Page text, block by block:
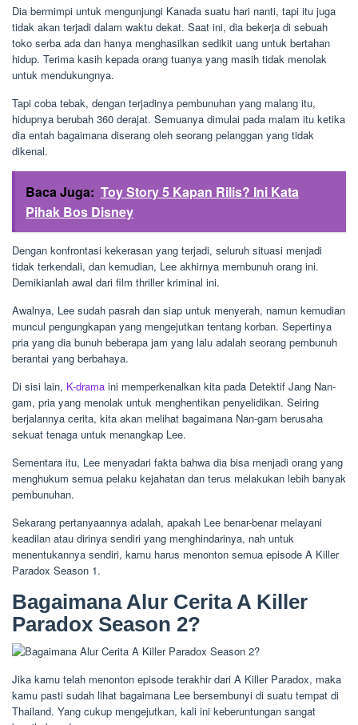
Dia bermimpi untuk mengunjungi Kanada suatu hari nanti, tapi itu juga
tidak akan terjadi dalam waktu dekat. Saat ini, dia bekerja di sebuah
toko serba ada dan hanya menghasilkan sedikit uang untuk bertahan
hidup. Terima kasih kepada orang tuanya yang masih tidak menolak
untuk mendukungnya.
Tapi coba tebak, dengan terjadinya pembunuhan yang malang itu,
hidupnya berubah 360 derajat. Semuanya dimulai pada malam itu ketika
dia entah bagaimana diserang oleh seorang pelanggan yang tidak
dikenal.
Baca Juga: Toy Story 5 Kapan Rilis? Ini Kata
Pihak Bos Disney
Dengan konfrontasi kekerasan yang terjadi, seluruh situasi menjadi
tidak terkendali, dan kemudian, Lee akhirnya membunuh orang ini.
Demikianlah awal dari film thriller kriminal ini.
Awalnya, Lee sudah pasrah dan siap untuk menyerah, namun kemudian
muncul pengungkapan yang mengejutkan tentang korban. Sepertinya
pria yang dia bunuh beberapa jam yang lalu adalah seorang pembunuh
berantai yang berbahaya.
Di sisi lain, K-drama ini memperkenalkan kita pada Detektif Jang Nan-
gam, pria yang menolak untuk menghentikan penyelidikan. Seiring
berjalannya cerita, kita akan melihat bagaimana Nan-gam berusaha
sekuat tenaga untuk menangkap Lee.
Sementara itu, Lee menyadari fakta bahwa dia bisa menjadi orang yang
menghukum semua pelaku kejahatan dan terus melakukan lebih banyak
pembunuhan.
Sekarang pertanyaannya adalah, apakah Lee benar-benar melayani
keadilan atau dirinya sendiri yang menghindarinya, nah untuk
menentukannya sendiri, kamu harus menonton semua episode A Killer
Paradox Season 1.
Bagaimana Alur Cerita A Killer
Paradox Season 2?
Jika kamu telah menonton episode terakhir dari A Killer Paradox, maka
kamu pasti sudah lihat bagaimana Lee bersembunyi di suatu tempat di
Thailand. Yang cukup mengejutkan, kali ini keberuntungan sangat